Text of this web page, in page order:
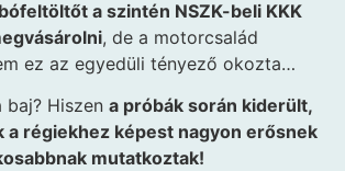
a szintén NSZK-beli KKK
, de a motorcsalád
ez az egyedüli tényező okozta…
baj? Hiszen a próbák során kiderült,
a régiekhez képest nagyon erősnek
mutatkoztak!